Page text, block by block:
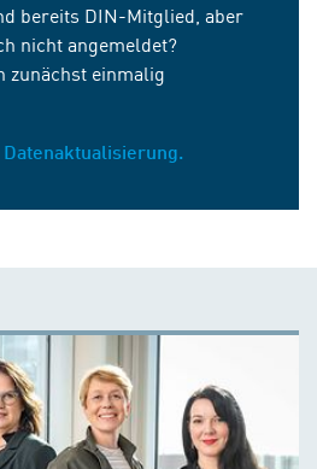
bereits DIN-Mitglied, aber
nicht angemeldet?
zunächst einmalig
Datenaktualisierung.